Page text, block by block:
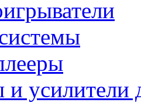
и усилители